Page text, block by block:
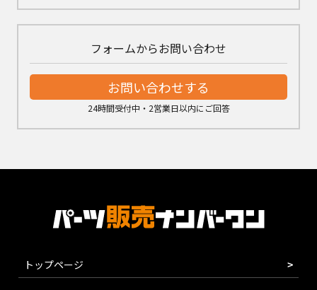
フォームからお問い合わせ
お問い合わせする
24時間受付中・2営業日以内にご回答
トップページ